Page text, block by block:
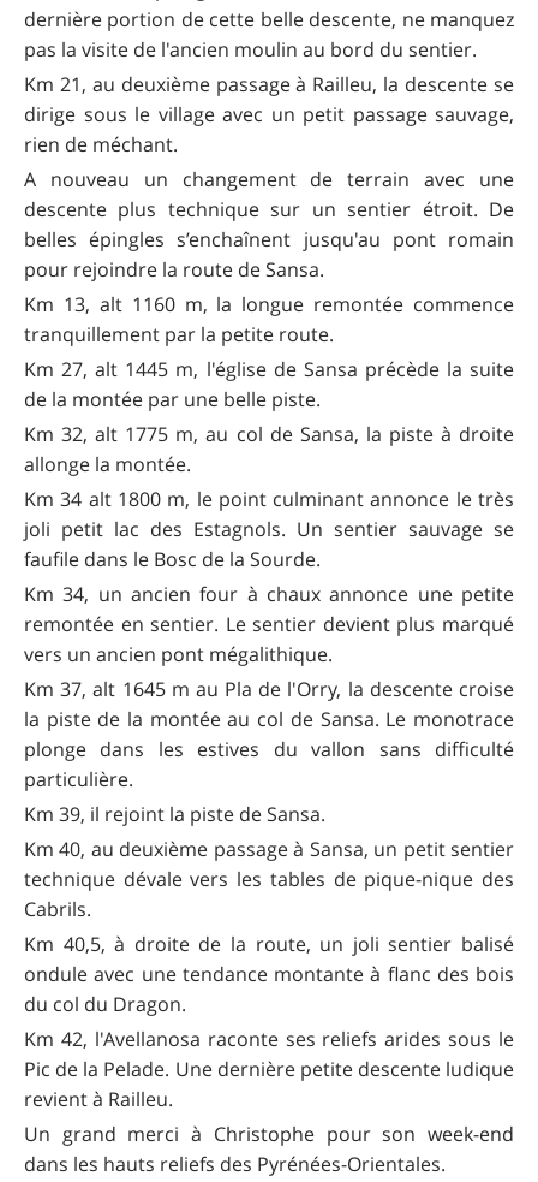
dernière portion de cette belle descente, ne manquez
pas la visite de l'ancien moulin au bord du sentier.
Km 21, au deuxième passage à Railleu, la descente se
dirige sous le village avec un petit passage sauvage,
rien de méchant.
A nouveau un changement de terrain avec une
descente plus technique sur un sentier étroit. De
belles épingles s’enchaînent jusqu'au pont romain
pour rejoindre la route de Sansa.
Km 13, alt 1160 m, la longue remontée commence
tranquillement par la petite route.
Km 27, alt 1445 m, l'église de Sansa précède la suite
de la montée par une belle piste.
Km 32, alt 1775 m, au col de Sansa, la piste à droite
allonge la montée.
Km 34 alt 1800 m, le point culminant annonce le très
joli petit lac des Estagnols. Un sentier sauvage se
faufile dans le Bosc de la Sourde.
Km 34, un ancien four à chaux annonce une petite
remontée en sentier. Le sentier devient plus marqué
vers un ancien pont mégalithique.
Km 37, alt 1645 m au Pla de l'Orry, la descente croise
la piste de la montée au col de Sansa. Le monotrace
plonge dans les estives du vallon sans difficulté
particulière.
Km 39, il rejoint la piste de Sansa.
Km 40, au deuxième passage à Sansa, un petit sentier
technique dévale vers les tables de pique-nique des
Cabrils.
Km 40,5, à droite de la route, un joli sentier balisé
ondule avec une tendance montante à flanc des bois
du col du Dragon.
Km 42, l'Avellanosa raconte ses reliefs arides sous le
Pic de la Pelade. Une dernière petite descente ludique
revient à Railleu.
Un grand merci à Christophe pour son week-end
dans les hauts reliefs des Pyrénées-Orientales.